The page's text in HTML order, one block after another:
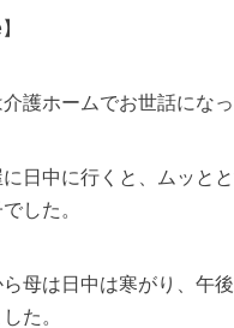
護ホームでお世話になっ
日中に行くと、ムッと
した。
母は日中は寒がり、午
た。